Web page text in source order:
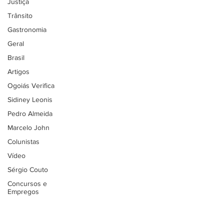
Trânsito
Gastronomia
Geral
Brasil
Artigos
Ogoiás Verifica
Sidiney Leonis
Pedro Almeida
Marcelo John
Colunistas
Vídeo
Sérgio Couto
Concursos e
Empregos